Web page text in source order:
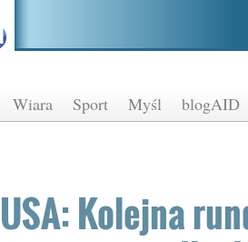
Wiara Sport Myśl blogAID
USA: Kolejna